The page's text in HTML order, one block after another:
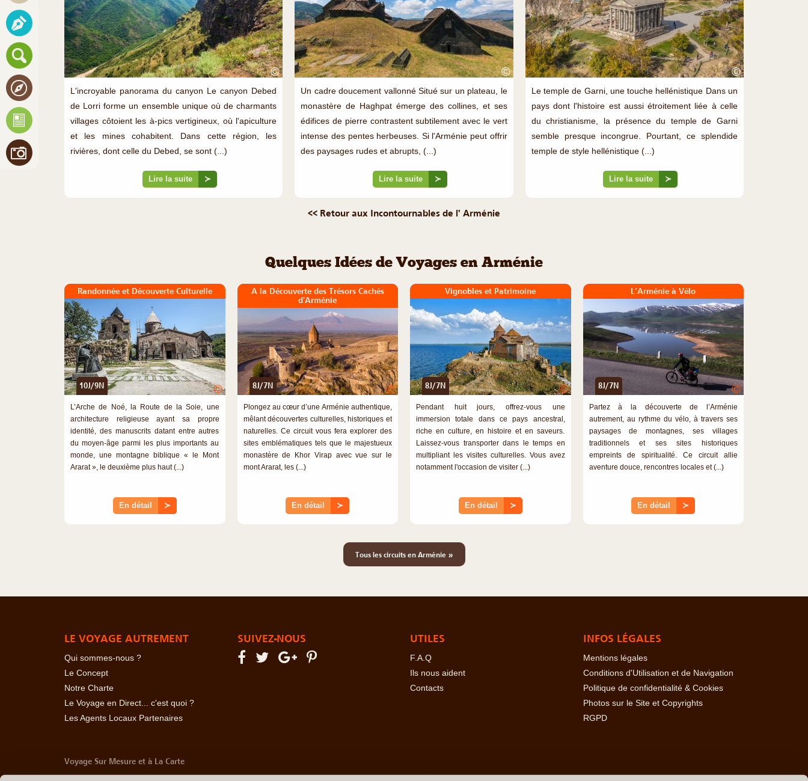
©
L'incroyable panorama du canyon Le canyon Debed
de Lorri forme un ensemble unique où de charmants
villages côtoient les à-pics vertigineux, où l'apiculture
et les mines cohabitent. Dans cette région, les
rivières, dont celle du Debed, se sont (...)
Lire la suite ≻
©
Un cadre doucement vallonné Situé sur un plateau, le
monastère de Haghpat émerge des collines, et ses
édifices de pierre contrastent subtilement avec le vert
intense des pentes herbeuses. Si l'Arménie peut offrir
des paysages rudes et abrupts, (...)
Lire la suite ≻
©
Le temple de Garni, une touche hellénistique Dans un
pays dont l'histoire est aussi étroitement liée à celle
du christianisme, la présence du temple de Garni
semble presque incongrue. Pourtant, ce splendide
temple de style hellénistique (...)
Lire la suite ≻
<< Retour aux Incontournables de l' Arménie
Quelques Idées de Voyages en Arménie
Randonnée et Découverte Culturelle
10J/9N ©
L’Arche de Noé, la Route de la Soie, une
architecture religieuse ayant sa propre
identité, des manuscrits datant entre autres
du moyen-âge parmi les plus importants au
monde, une montagne biblique « le Mont
Ararat », le deuxième plus haut (...)
En détail ≻
A la Découverte des Trésors Cachés
d'Arménie
8J/7N ©
Plongez au cœur d’une Arménie authentique,
mêlant découvertes culturelles, historiques et
naturelles. Ce circuit vous fera explorer des
sites emblématiques tels que le majestueux
monastère de Khor Virap avec vue sur le
mont Ararat, les (...)
En détail ≻
Vignobles et Patrimoine
8J/7N ©
Pendant huit jours, offrez-vous une
immersion totale dans ce pays ancestral,
riche en culture, en histoire et en saveurs.
Laissez-vous transporter dans le temps en
multipliant les visites culturelles. Vous avez
notamment l'occasion de visiter (...)
En détail ≻
L’Arménie à Vélo
8J/7N ©
Partez à la découverte de l’Arménie
autrement, au rythme du vélo, à travers ses
paysages de montagnes, ses villages
traditionnels et ses sites historiques
empreints de spiritualité. Ce circuit allie
aventure douce, rencontres locales et (...)
En détail ≻
Tous les circuits en Arménie »
LE VOYAGE AUTREMENT
Qui sommes-nous ?
Le Concept
Notre Charte
Le Voyage en Direct... c'est quoi ?
Les Agents Locaux Partenaires
SUIVEZ-NOUS UTILES
F.A.Q
Ils nous aident
Contacts
INFOS LÉGALES
Mentions légales
Conditions d'Utilisation et de Navigation
Politique de confidentialité & Cookies
Photos sur le Site et Copyrights
RGPD
Voyage Sur Mesure et à La Carte